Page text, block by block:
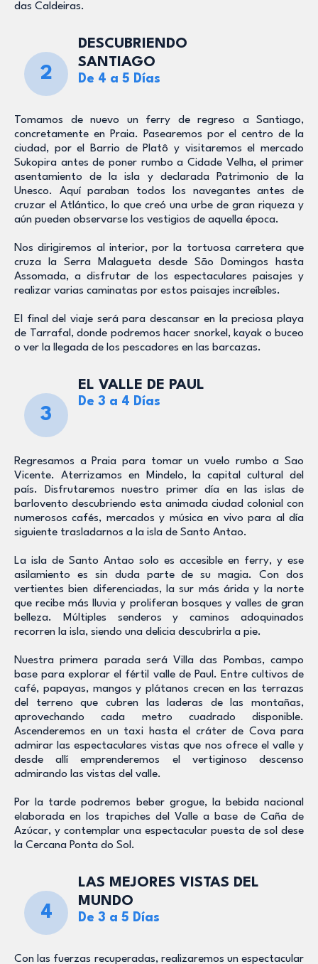
das Caldeiras.
2
DESCUBRIENDO
SANTIAGO
De 4 a 5 Días
Tomamos de nuevo un ferry de regreso a Santiago,
concretamente en Praia. Pasearemos por el centro de la
ciudad, por el Barrio de Platô y visitaremos el mercado
Sukopira antes de poner rumbo a Cidade Velha, el primer
asentamiento de la isla y declarada Patrimonio de la
Unesco. Aquí paraban todos los navegantes antes de
cruzar el Atlántico, lo que creó una urbe de gran riqueza y
aún pueden observarse los vestigios de aquella época.
Nos dirigiremos al interior, por la tortuosa carretera que
cruza la Serra Malagueta desde São Domingos hasta
Assomada, a disfrutar de los espectaculares paisajes y
realizar varias caminatas por estos paisajes increíbles.
El final del viaje será para descansar en la preciosa playa
de Tarrafal, donde podremos hacer snorkel, kayak o buceo
o ver la llegada de los pescadores en las barcazas.
3
EL VALLE DE PAUL
De 3 a 4 Días
Regresamos a Praia para tomar un vuelo rumbo a Sao
Vicente. Aterrizamos en Mindelo, la capital cultural del
país. Disfrutaremos nuestro primer día en las islas de
barlovento descubriendo esta animada ciudad colonial con
numerosos cafés, mercados y música en vivo para al día
siguiente trasladarnos a la isla de Santo Antao.
La isla de Santo Antao solo es accesible en ferry, y ese
asilamiento es sin duda parte de su magia. Con dos
vertientes bien diferenciadas, la sur más árida y la norte
que recibe más lluvia y proliferan bosques y valles de gran
belleza. Múltiples senderos y caminos adoquinados
recorren la isla, siendo una delicia descubrirla a pie.
Nuestra primera parada será Villa das Pombas, campo
base para explorar el fértil valle de Paul. Entre cultivos de
café, papayas, mangos y plátanos crecen en las terrazas
del terreno que cubren las laderas de las montañas,
aprovechando cada metro cuadrado disponible.
Ascenderemos en un taxi hasta el cráter de Cova para
admirar las espectaculares vistas que nos ofrece el valle y
desde allí emprenderemos el vertiginoso descenso
admirando las vistas del valle.
Por la tarde podremos beber grogue, la bebida nacional
elaborada en los trapiches del Valle a base de Caña de
Azúcar, y contemplar una espectacular puesta de sol dese
la Cercana Ponta do Sol.
4
LAS MEJORES VISTAS DEL
MUNDO
De 3 a 5 Días
Con las fuerzas recuperadas, realizaremos un espectacular